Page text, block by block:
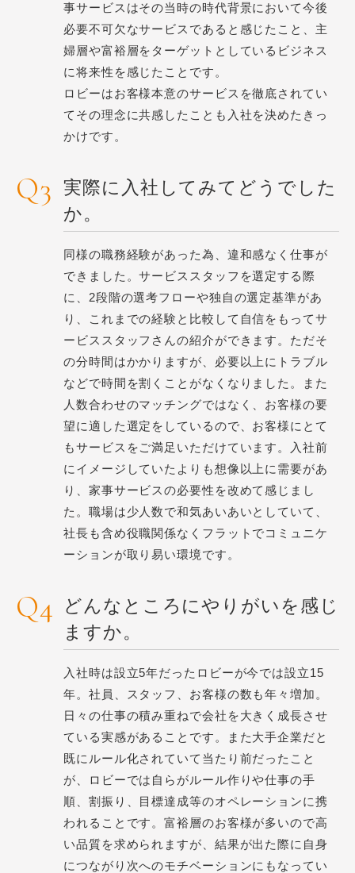
事サービスはその当時の時代背景において今後
必要不可欠なサービスであると感じたこと、主
婦層や富裕層をターゲットとしているビジネス
に将来性を感じたことです。
ロビーはお客様本意のサービスを徹底されてい
てその理念に共感したことも入社を決めたきっ
かけです。
実際に入社してみてどうでした
か。
同様の職務経験があった為、違和感なく仕事が
できました。サービススタッフを選定する際
に、2段階の選考フローや独自の選定基準があ
り、これまでの経験と比較して自信をもってサ
ービススタッフさんの紹介ができます。ただそ
の分時間はかかりますが、必要以上にトラブル
などで時間を割くことがなくなりました。また
人数合わせのマッチングではなく、お客様の要
望に適した選定をしているので、お客様にとて
もサービスをご満足いただけています。入社前
にイメージしていたよりも想像以上に需要があ
り、家事サービスの必要性を改めて感じまし
た。職場は少人数で和気あいあいとしていて、
社長も含め役職関係なくフラットでコミュニケ
ーションが取り易い環境です。
どんなところにやりがいを感じ
ますか。
入社時は設立5年だったロビーが今では設立15
年。社員、スタッフ、お客様の数も年々増加。
日々の仕事の積み重ねで会社を大きく成長させ
ている実感があることです。また大手企業だと
既にルール化されていて当たり前だったこと
が、ロビーでは自らがルール作りや仕事の手
順、割振り、目標達成等のオペレーションに携
われることです。富裕層のお客様が多いので高
い品質を求められますが、結果が出た際に自身
につながり次へのモチベーションにもなってい